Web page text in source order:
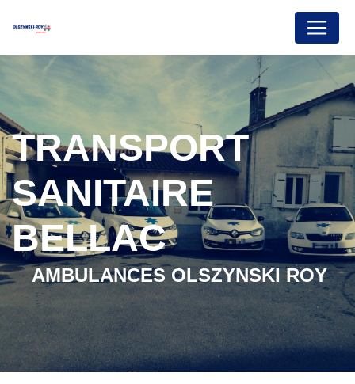
TRANSPORT
SANITAIRE
BELLAC
AMBULANCES OLSZYNSKI ROY